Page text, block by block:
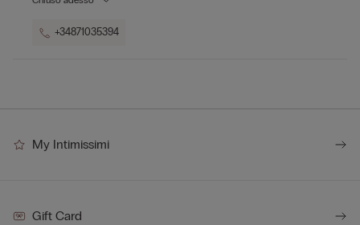
+34871035394
My Intimissimi
Gift Card